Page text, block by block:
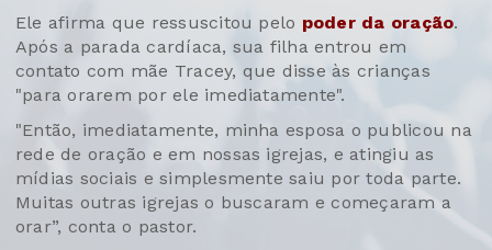
Ele afirma que ressuscitou pelo poder da oração.
Após a parada cardíaca, sua filha entrou em
contato com mãe Tracey, que disse às crianças
"para orarem por ele imediatamente".
"Então, imediatamente, minha esposa o publicou na
rede de oração e em nossas igrejas, e atingiu as
mídias sociais e simplesmente saiu por toda parte.
Muitas outras igrejas o buscaram e começaram a
orar”, conta o pastor.